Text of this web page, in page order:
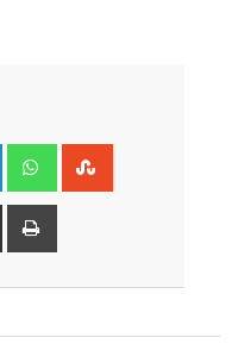
LinkedIn Whatsapp
Share